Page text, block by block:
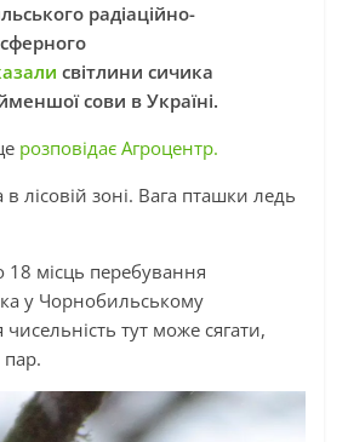
радіаційно-
світлини сичика
сови в Україні.
розповідає Агроцентр.
лісовій зоні. Вага пташки ледь
18 місць перебування
у Чорнобильському
чисельність тут може сягати,